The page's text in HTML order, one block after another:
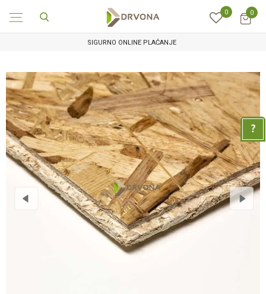
0 0
SIGURNO ONLINE PLAĆANJE